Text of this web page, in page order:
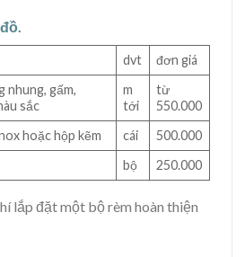
dvt
đơn giá
nhung, gấm,
sắc
m
tới
từ
550.000
hoặc hộp kẽm
cái
500.000
bộ 250.000
lắp đặt một bộ rèm hoàn thiện